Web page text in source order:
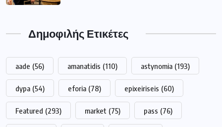
Δημοφιλής Ετικέτες
aade (56) amanatidis (110) astynomia (193)
dypa (54) eforia (78) epixeiriseis (60)
Featured (293) market (75) pass (76)